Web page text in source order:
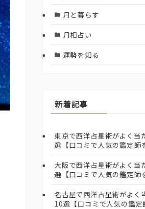
月と暮らす
月相占い
運勢を知る
新着記事
東京で西洋占星術がよく当
選【口コミで人気の鑑定師
大阪で西洋占星術がよく当
選【口コミで人気の鑑定師
名古屋で西洋占星術がよく
10選【口コミで人気の鑑定